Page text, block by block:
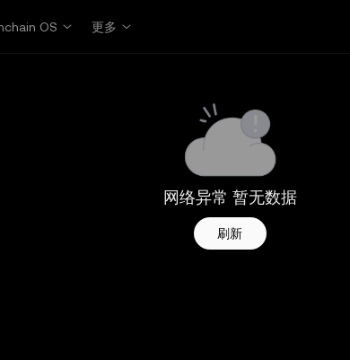
OS 更多
网络异常 暂无数据
刷新